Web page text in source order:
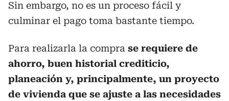
Sin embargo, no es un proceso fácil y
culminar el pago toma bastante tiempo.
Para realizarla la compra se requiere de
ahorro, buen historial crediticio,
planeación y, principalmente, un proyecto
de vivienda que se ajuste a las necesidades